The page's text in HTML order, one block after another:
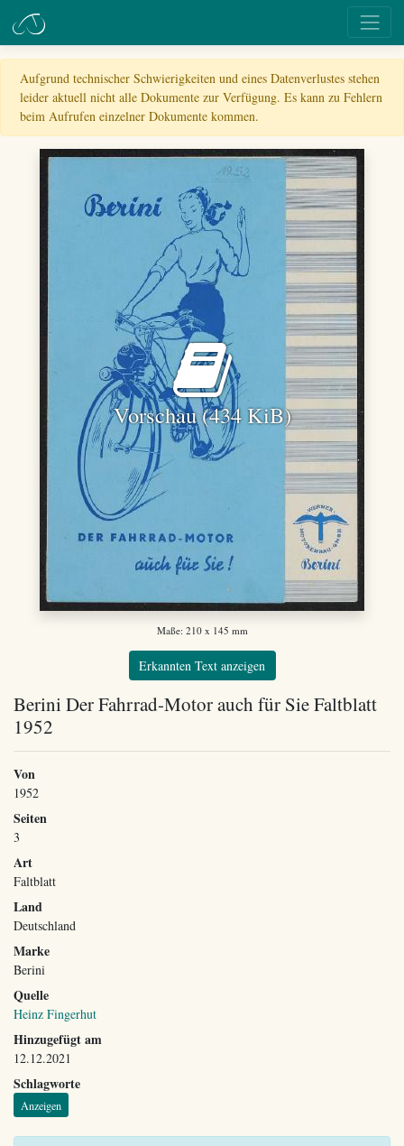
Aufgrund technischer Schwierigkeiten und eines Datenverlustes stehen
leider aktuell nicht alle Dokumente zur Verfügung. Es kann zu Fehlern
beim Aufrufen einzelner Dokumente kommen.
Vorschau (434 KiB)
Maße: 210 x 145 mm
Erkannten Text anzeigen
Berini Der Fahrrad-Motor auch für Sie Faltblatt
1952
Von
1952
Seiten
3
Art
Faltblatt
Land
Deutschland
Marke
Berini
Quelle
Heinz Fingerhut
Hinzugefügt am
12.12.2021
Schlagworte
Anzeigen